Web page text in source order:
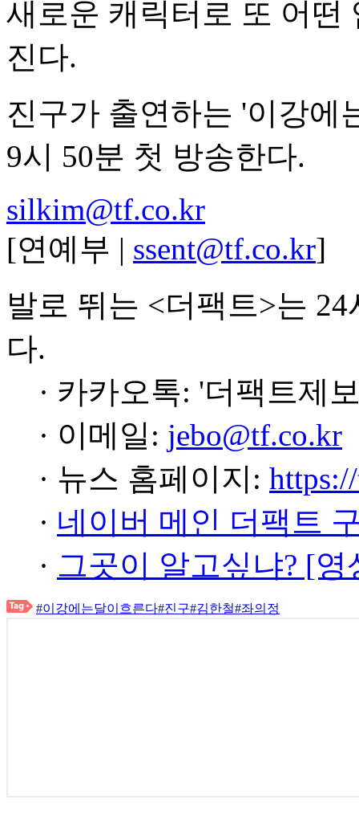
새로운 캐릭터로 또 어떤
진다.
진구가 출연하는 '이강에
9시 50분 첫 방송한다.
silkim@tf.co.kr
[연예부 | ssent@tf.co.kr]
발로 뛰는 <더팩트>는
다.
· 카카오톡: '더팩트제
· 이메일: jebo@tf.co.kr
· 뉴스 홈페이지:
· 네이버 메인 더팩트
· 그곳이 알고싶냐? [
#이강에는달이흐른다#진구#김한철#좌의정